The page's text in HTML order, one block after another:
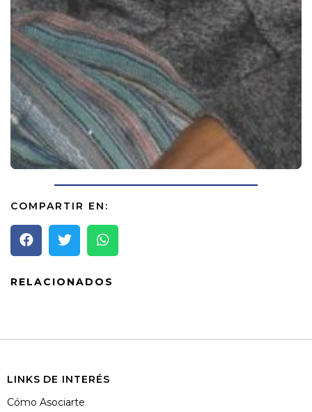
COMPARTIR EN:
RELACIONADOS
LINKS DE INTERÉS
Cómo Asociarte